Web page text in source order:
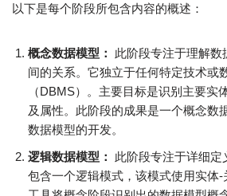
以下是每个阶段所包含内容的概述：
概念数据模型：
此阶段专注于理解数
间的关系。它独立于任何特定技术或
（DBMS）。主要目标是识别主要实
及属性。此阶段的成果是一个概念数
数据模型的开发。
逻辑数据模型：
此阶段专注于详细定
包含一个逻辑模式，该模式使用实体